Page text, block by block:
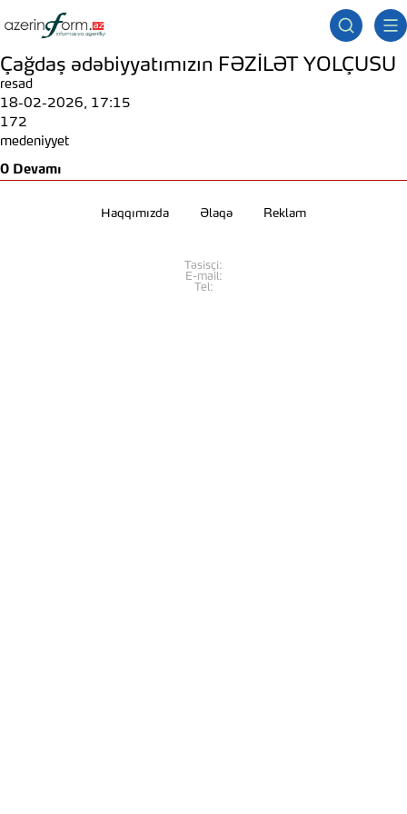
Çağdaş ədəbiyyatımızın FƏZİLƏT YOLÇUSU
resad
18-02-2026, 17:15
172
medeniyyet
0 Devamı
Haqqımızda Əlaqə Reklam
Təsisçi:
E-mail:
Tel: